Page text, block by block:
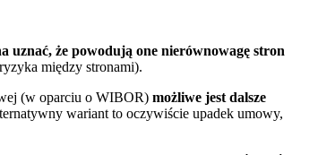
uznać, że powodują one nierównowagę stron
między stronami).
(w oparciu o WIBOR) możliwe jest dalsze
wariant to oczywiście upadek umowy,